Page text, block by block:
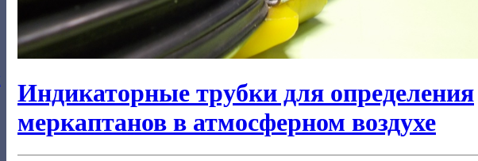
Индикаторные трубки для определения
меркаптанов в атмосферном воздухе